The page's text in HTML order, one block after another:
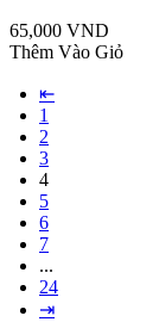
65,000 VND
Thêm Vào Giỏ
⇤
1
2
3
4
5
6
7
...
24
⇥